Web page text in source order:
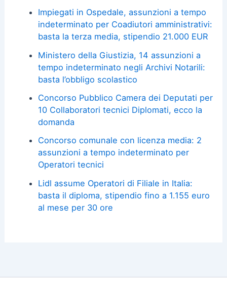
Impiegati in Ospedale, assunzioni a tempo
indeterminato per Coadiutori amministrativi:
basta la terza media, stipendio 21.000 EUR
Ministero della Giustizia, 14 assunzioni a
tempo indeterminato negli Archivi Notarili:
basta l’obbligo scolastico
Concorso Pubblico Camera dei Deputati per
10 Collaboratori tecnici Diplomati, ecco la
domanda
Concorso comunale con licenza media: 2
assunzioni a tempo indeterminato per
Operatori tecnici
Lidl assume Operatori di Filiale in Italia:
basta il diploma, stipendio fino a 1.155 euro
al mese per 30 ore